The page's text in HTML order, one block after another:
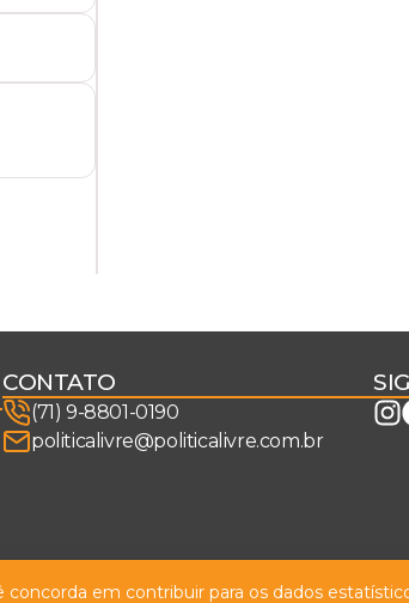
CONTATO
(71) 9-8801-0190
politicalivre@politicalivre.com.br
concorda em contribuir para os dados